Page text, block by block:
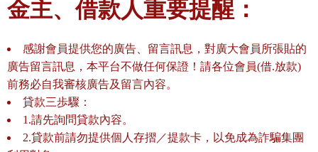
金主、借款人重要提醒：
感謝會員提供您的廣告、留言訊息，對廣大會員所張貼的
廣告留言訊息，本平台不做任何保證！請各位會員(借.放款)
前務必自我審核廣告及留言內容。
貸款三歩驟：
1.請先詢問貸款內容。
2.貸款前請勿提供個人存摺／提款卡，以免成為詐騙集團